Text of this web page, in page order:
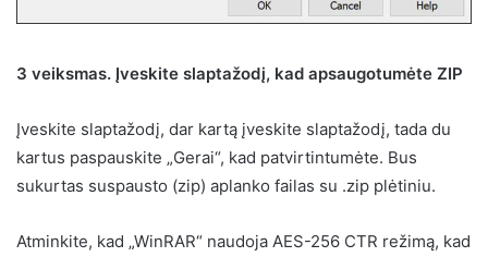
3 veiksmas. Įveskite slaptažodį, kad apsaugotumėte ZIP
Įveskite slaptažodį, dar kartą įveskite slaptažodį, tada du
kartus paspauskite „Gerai“, kad patvirtintumėte. Bus
sukurtas suspausto (zip) aplanko failas su .zip plėtiniu.
Atminkite, kad „WinRAR“ naudoja AES-256 CTR režimą, kad